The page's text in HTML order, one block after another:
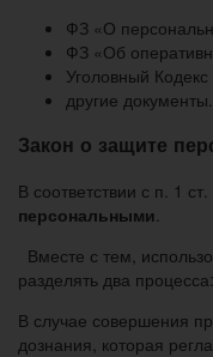
ФЗ «О
ФЗ «Об
Уголовный
другие документы.
Закон о защите
В соответствии с п. 1
персональными
Вместе с тем,
разделять два
В случае совершения
дознания, которая